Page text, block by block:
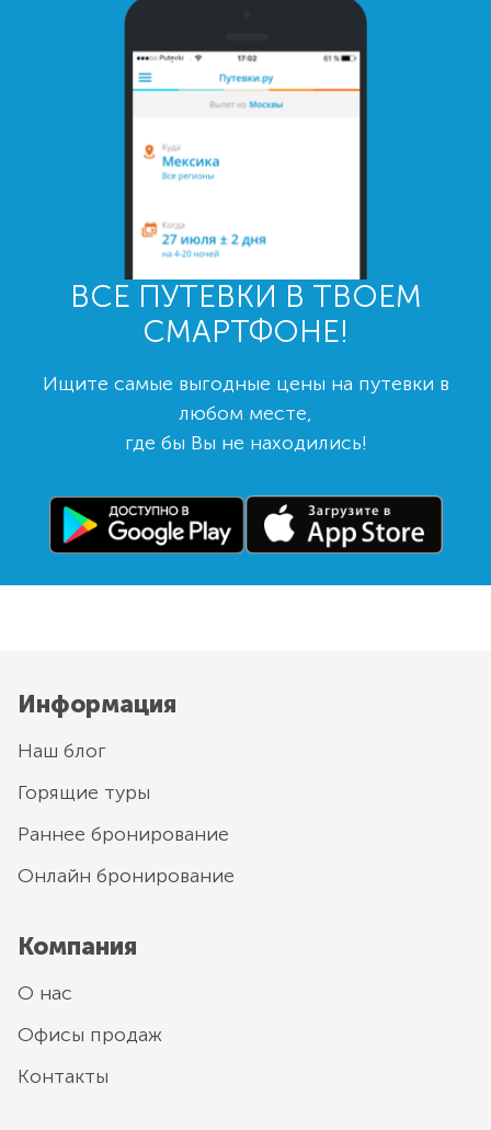
ВСЕ ПУТЕВКИ В ТВОЕМ
СМАРТФОНЕ!
Ищите самые выгодные цены на путевки в
любом месте,
где бы Вы не находились!
Информация
Наш блог
Горящие туры
Раннее бронирование
Онлайн бронирование
Компания
О нас
Офисы продаж
Контакты